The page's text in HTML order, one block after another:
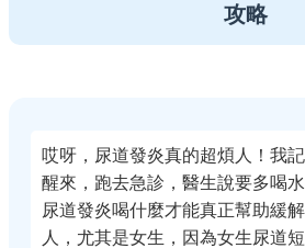
攻略
哎呀，尿道發炎真的超煩人！我
醒來，跑去急診，醫生說要多喝
尿道發炎喝什麼才能真正幫助緩
人，尤其是女生，因為女生尿道